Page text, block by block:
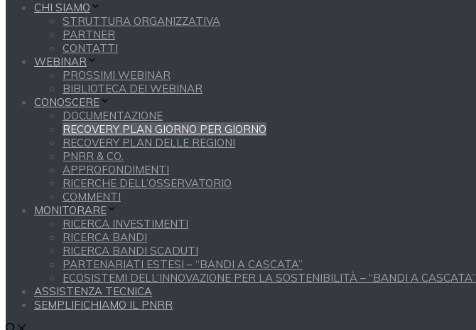
CHI SIAMO
STRUTTURA ORGANIZZATIVA
PARTNER
CONTATTI
WEBINAR
PROSSIMI WEBINAR
BIBLIOTECA DEI WEBINAR
CONOSCERE
DOCUMENTAZIONE
RECOVERY PLAN GIORNO PER GIORNO
RECOVERY PLAN DELLE REGIONI
PNRR & CO.
APPROFONDIMENTI
RICERCHE DELL’OSSERVATORIO
COMMENTI
MONITORARE
RICERCA INVESTIMENTI
RICERCA BANDI
RICERCA BANDI SCADUTI
PARTENARIATI ESTESI – “BANDI A CASCATA”
ECOSISTEMI DELL’INNOVAZIONE PER LA SOSTENIBILITÀ – “BANDI A CASCATA”
ASSISTENZA TECNICA
SEMPLIFICHIAMO IL PNRR